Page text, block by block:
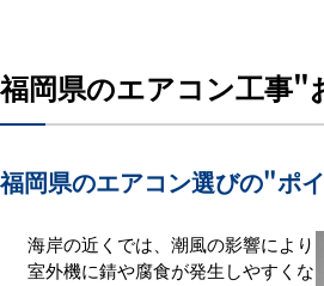
福岡県のエアコン工事"
福岡県のエアコン選びの"ポ